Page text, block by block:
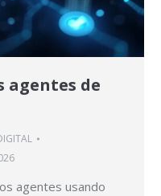
agentes de
agentes usando